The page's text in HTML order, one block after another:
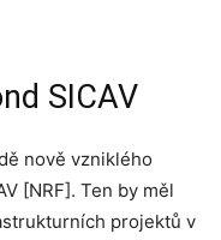
SICAV
nově vzniklého
[NRF]. Ten by měl
projektů v